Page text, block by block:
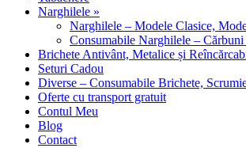
Narghilele »
Narghilele – Modele Clasice,
Consumabile Narghilele –
Brichete Antivânt, Metalice și
Seturi Cadou
Diverse – Consumabile Brichete,
Oferte cu transport gratuit
Contul Meu
Blog
Contact